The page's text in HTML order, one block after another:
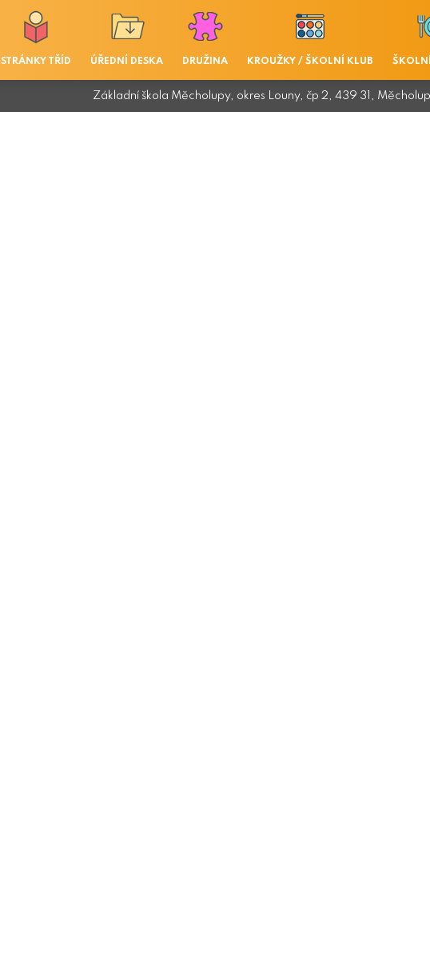
STRÁNKY TŘÍD ÚŘEDNÍ DESKA DRUŽINA KROUŽKY / ŠKOLNÍ KLUB
Základní škola Měcholupy, okres Louny, čp 2, 439 31,